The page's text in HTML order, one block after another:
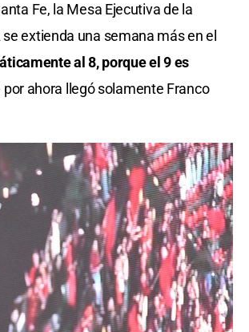
Fe, la Mesa Ejecutiva de la
extienda una semana más en el
al 8, porque el 9 es
ahora llegó solamente Franco